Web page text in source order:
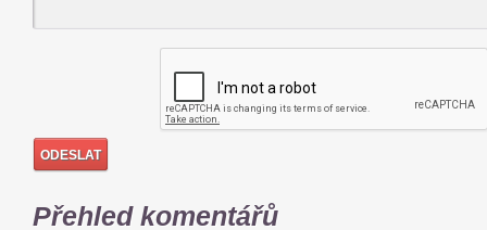
Přehled komentářů